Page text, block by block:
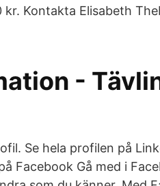
Kontakta Elisabeth
-
Se hela profilen på
Facebook Gå med i